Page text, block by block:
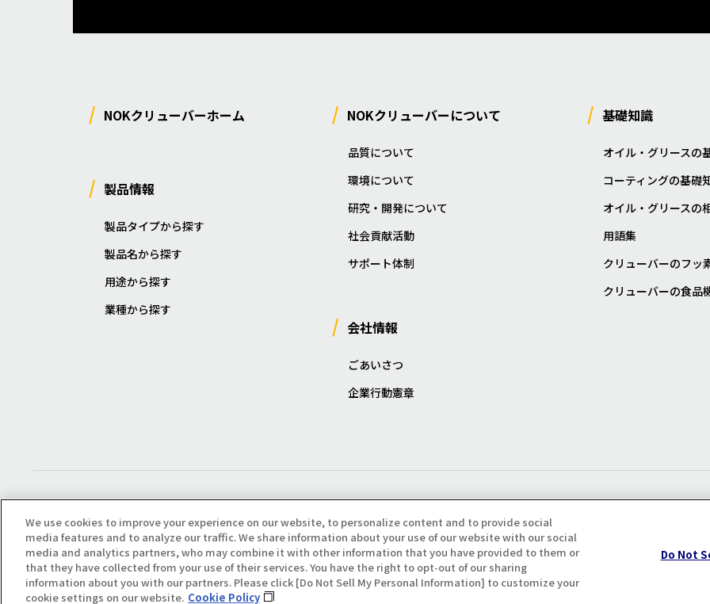
NOKクリューバーホーム
製品情報
製品タイプから探す
製品名から探す
用途から探す
業種から探す
NOKクリューバーについて
品質について
環境について
研究・開発について
社会貢献活動
サポート体制
会社情報
ごあいさつ
企業行動憲章
基礎知識
オイル・グリースの
コーティングの基礎
オイル・グリースの
用語集
クリューバーのフッ
クリューバーの食品
プライバシー・クッキーポリシ
Copyright(C) All Right Reserved. Producted by NOK KLÜBER CO., LTD.
We use cookies to improve your experience on our website, to personalize content and to provide social
media features and to analyze our traffic. We share information about your use of our website with our social
media and analytics partners, who may combine it with other information that you have provided to them or
that they have collected from your use of their services. You have the right to opt-out of our sharing
information about you with our partners. Please click [Do Not Sell My Personal Information] to customize your
cookie settings on our website. Cookie Policy
Do Not